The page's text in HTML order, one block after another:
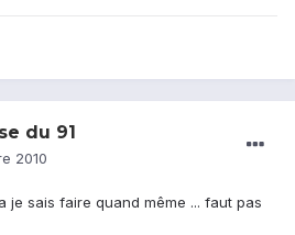
du 91
2010
je sais faire quand même ... faut pas